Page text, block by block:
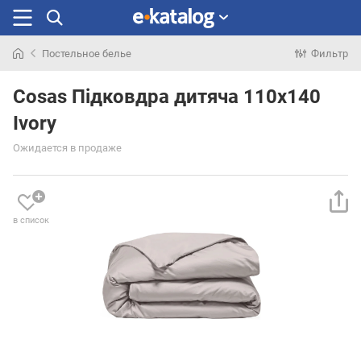
раньше
Постельное белье Фильтр
Cosas Підковдра дитяча 110х140
Ivory
Ожидается в продаже
в список